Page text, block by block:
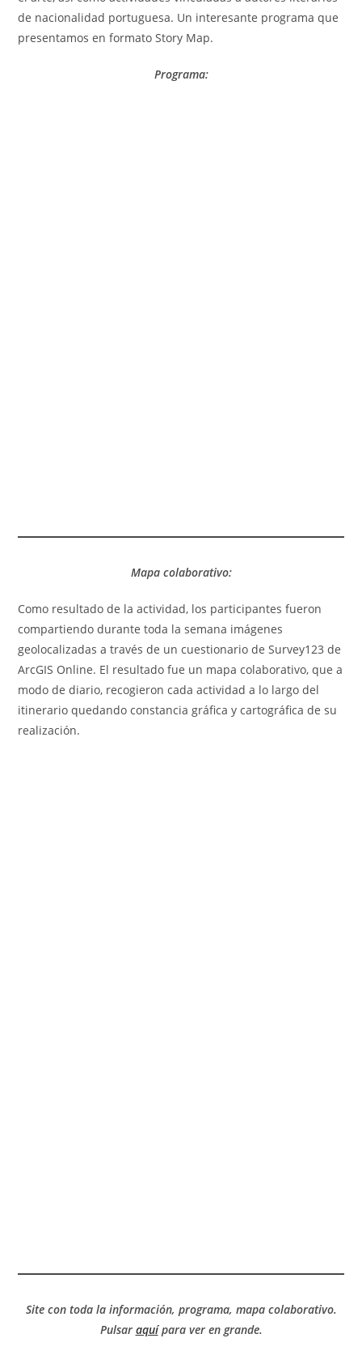
de nacionalidad portuguesa. Un interesante programa que
presentamos en formato Story Map.
Programa:
Mapa colaborativo:
Como resultado de la actividad, los participantes fueron
compartiendo durante toda la semana imágenes
geolocalizadas a través de un cuestionario de Survey123 de
ArcGIS Online. El resultado fue un mapa colaborativo, que a
modo de diario, recogieron cada actividad a lo largo del
itinerario quedando constancia gráfica y cartográfica de su
realización.
Site con toda la información, programa, mapa colaborativo.
Pulsar aquípara ver en grande.